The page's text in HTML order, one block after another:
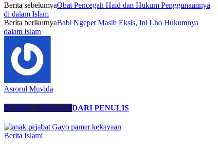
Berita sebelumyaObat Pencegah Haid dan Hukum Penggunaannya
di dalam Islam
Berita berikutnyaBabi Ngepet Masih Eksis, Ini Lho Hukumnya
dalam Islam
Asrorul Muvida
BERITA TERKAITDARI PENULIS
Berita Islami